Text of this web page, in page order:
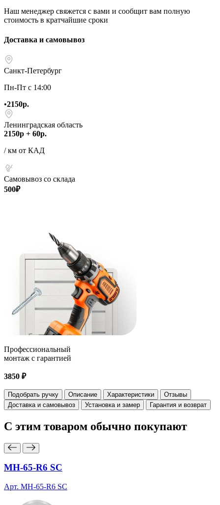
Наш менеджер свяжется с вами и сообщит вам полную
стоимость в кратчайшие сроки
Доставка и самовывоз
Санкт-Петербург
Пн-Пт с 14:00
•2150р.
Ленинградская область
2150р + 60р.
/ км от КАД
Самовывоз со склада
500₽
Профессиональный
монтаж с гарантией
3850 ₽
Подобрать ручку Описание Характеристики
Отзывы
Доставка и самовывоз
Установка и замер Гарантия и возврат
С этим товаром обычно покупают
MH-65-R6 SC
Арт. MH-65-R6 SC